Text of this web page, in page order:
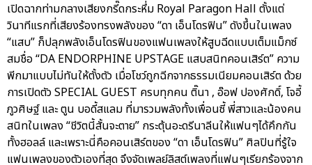
เปิดฉากท่ามกลางเสียงกรี๊ดกระหึ่ม Royal Paragon Hall ตั้งแต่
วินาทีแรกที่เสียงร้องทรงพลังของ “ดา เอ็นโดรฟิน” ดังขึ้นในเพลง
“แสบ” ก็ปลุกพลังเอ็นโดรฟินของแฟนเพลงให้สูบฉีดแบบเต็มแม็กซ์
สมชื่อ “DA ENDORPHINE UPSTAGE แสบสนิทคอนเสิร์ต” ความ
พีกมาแบบไม่ทันให้ตั้งตัว เมื่อโชว์ถูกฉีกจากธรรมเนียมคอนเสิร์ต ด้วย
การเปิดตัว SPECIAL GUEST ครบทุกคน ติ๊นา , อ๊อฟ ปองศักดิ์, โจอี้
ภูวศิษฐ์ และ ตูน บอดี้สแลม ที่มารวมพลังทั้งเพื่อนซี้ พี่สาวและน้องคน
สนิทในเพลง “ชีวิตนี้สั้นจะตาย” กระตุ้นอะดรีนาลีนให้แฟนๆได้คึกกัน
ทั้งฮอลล์ และเพราะนี่คือคอนเสิร์ตของ “ดา เอ็นโดรฟิน” ศิลปินที่รู้ใจ
แฟนเพลงของตัวเองที่สุด จึงจัดเพลย์ลิสต์เพลงที่แฟนๆเรียกร้องจาก